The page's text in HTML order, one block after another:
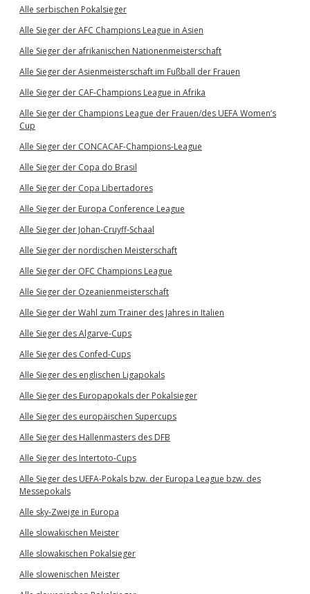
Alle serbischen Pokalsieger
Alle Sieger der AFC Champions League in Asien
Alle Sieger der afrikanischen Nationenmeisterschaft
Alle Sieger der Asienmeisterschaft im Fußball der Frauen
Alle Sieger der CAF-Champions League in Afrika
Alle Sieger der Champions League der Frauen/des UEFA Women’s
Cup
Alle Sieger der CONCACAF-Champions-League
Alle Sieger der Copa do Brasil
Alle Sieger der Copa Libertadores
Alle Sieger der Europa Conference League
Alle Sieger der Johan-Cruyff-Schaal
Alle Sieger der nordischen Meisterschaft
Alle Sieger der OFC Champions League
Alle Sieger der Ozeanienmeisterschaft
Alle Sieger der Wahl zum Trainer des Jahres in Italien
Alle Sieger des Algarve-Cups
Alle Sieger des Confed-Cups
Alle Sieger des englischen Ligapokals
Alle Sieger des Europapokals der Pokalsieger
Alle Sieger des europäischen Supercups
Alle Sieger des Hallenmasters des DFB
Alle Sieger des Intertoto-Cups
Alle Sieger des UEFA-Pokals bzw. der Europa League bzw. des
Messepokals
Alle sky-Zweige in Europa
Alle slowakischen Meister
Alle slowakischen Pokalsieger
Alle slowenischen Meister